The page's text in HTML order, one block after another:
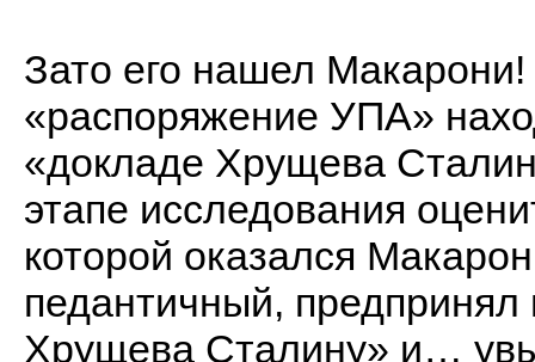
Зато его нашел Макарони!
«распоряжение УПА»
«докладе Хрущева
этапе исследования
которой оказался
педантичный, предпринял
Хрущева Сталину» и…